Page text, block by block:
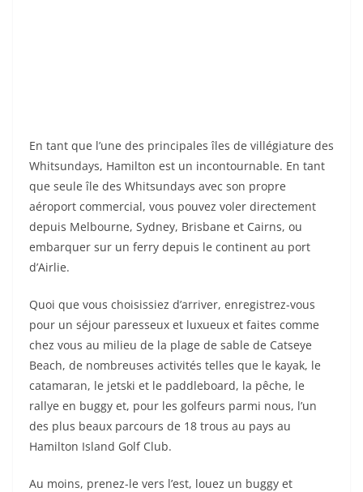
En tant que l’une des principales îles de villégiature des
Whitsundays, Hamilton est un incontournable. En tant
que seule île des Whitsundays avec son propre
aéroport commercial, vous pouvez voler directement
depuis Melbourne, Sydney, Brisbane et Cairns, ou
embarquer sur un ferry depuis le continent au port
d’Airlie.
Quoi que vous choisissiez d’arriver, enregistrez-vous
pour un séjour paresseux et luxueux et faites comme
chez vous au milieu de la plage de sable de Catseye
Beach, de nombreuses activités telles que le kayak, le
catamaran, le jetski et le paddleboard, la pêche, le
rallye en buggy et, pour les golfeurs parmi nous, l’un
des plus beaux parcours de 18 trous au pays au
Hamilton Island Golf Club.
Au moins, prenez-le vers l’est, louez un buggy et